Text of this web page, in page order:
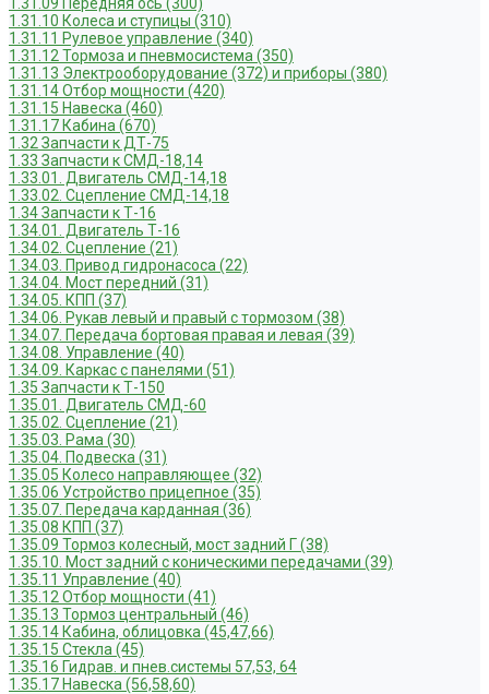
1.31.10 Колеса и ступицы (310)
1.31.11 Рулевое управление (340)
1.31.12 Тормоза и пневмосистема (350)
1.31.13 Электрооборудование (372) и приборы (380)
1.31.14 Отбор мощности (420)
1.31.15 Навеска (460)
1.31.17 Кабина (670)
1.32 Запчасти к ДТ-75
1.33 Запчасти к СМД-18,14
1.33.01. Двигатель СМД-14,18
1.33.02. Сцепление СМД-14,18
1.34 Запчасти к Т-16
1.34.01. Двигатель Т-16
1.34.02. Сцепление (21)
1.34.03. Привод гидронасоса (22)
1.34.04. Мост передний (31)
1.34.05. КПП (37)
1.34.06. Рукав левый и правый с тормозом (38)
1.34.07. Передача бортовая правая и левая (39)
1.34.08. Управление (40)
1.34.09. Каркас с панелями (51)
1.35 Запчасти к Т-150
1.35.01. Двигатель СМД-60
1.35.02. Сцепление (21)
1.35.03. Рама (30)
1.35.04. Подвеска (31)
1.35.05 Колесо направляющее (32)
1.35.06 Устройство прицепное (35)
1.35.07. Передача карданная (36)
1.35.08 КПП (37)
1.35.09 Тормоз колесный, мост задний Г (38)
1.35.10. Мост задний с коническими передачами (39)
1.35.11 Управление (40)
1.35.12 Отбор мощности (41)
1.35.13 Тормоз центральный (46)
1.35.14 Кабина, облицовка (45,47,66)
1.35.15 Стекла (45)
1.35.16 Гидрав. и пнев.системы 57,53, 64
1.35.17 Навеска (56,58,60)